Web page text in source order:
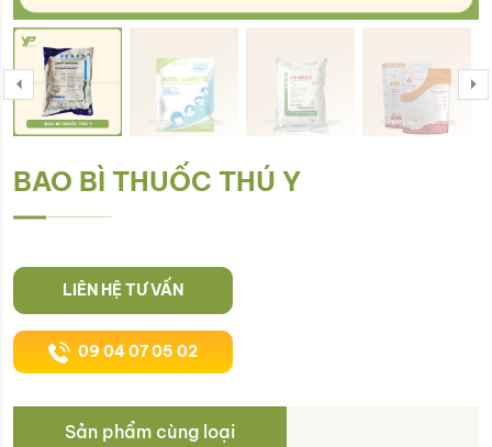
BAO BÌ THUỐC THÚ Y
LIÊN HỆ TƯ VẤN
09 04 07 05 02
Sản phẩm cùng loại